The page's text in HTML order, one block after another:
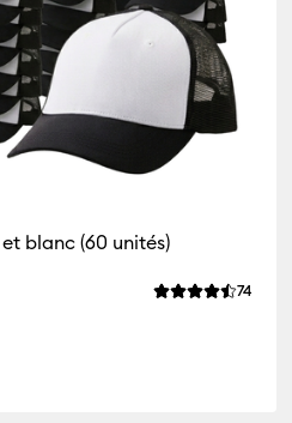
blanc (60 unités)
La note 74